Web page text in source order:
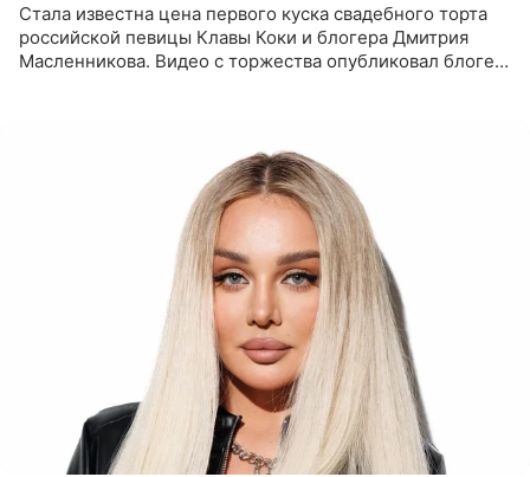
Стала известна цена первого куска свадебного торта
российской певицы Клавы Коки и блогера Дмитрия
Масленникова. Видео с торжества опубликовал блогер